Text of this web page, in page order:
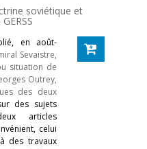
soviétique et
GERSS
en août-
Sevaistre,
situation de
Outrey,
des deux
des sujets
articles
celui
des travaux